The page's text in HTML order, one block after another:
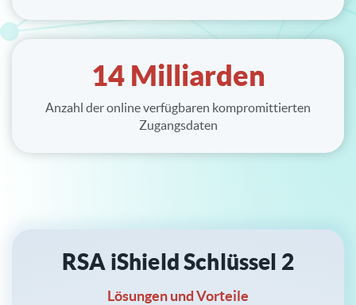
14 Milliarden
Anzahl der online verfügbaren kompromittierten
Zugangsdaten
RSA iShield Schlüssel 2
Lösungen und Vorteile